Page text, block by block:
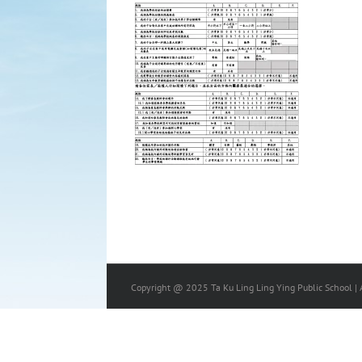
Copyright @ 2025 Ta Ku Ling Ling Ying Public School |